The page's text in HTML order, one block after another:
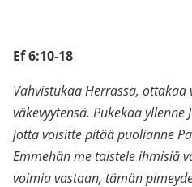
Ef 6:10-18
Vahvistukaa Herrassa, ottakaa
väkevyytensä. Pukekaa
jotta voisitte pitää puolianne
Emmehän me taistele ihmisiä
voimia vastaan, tämän